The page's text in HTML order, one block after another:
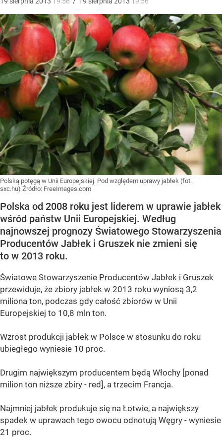
Polską potęgą w Unii Europejskiej. Pod względem uprawy jabłek (fot.
sxc.hu) Źródło: FreeImages.com
Polska od 2008 roku jest liderem w uprawie jabłek
wśród państw Unii Europejskiej. Według
najnowszej prognozy Światowego Stowarzyszenia
Producentów Jabłek i Gruszek nie zmieni się
to w 2013 roku.
Światowe Stowarzyszenie Producentów Jabłek i Gruszek
przewiduje, że zbiory jabłek w 2013 roku wyniosą 3,2
miliona ton, podczas gdy całość zbiorów w Unii
Europejskiej to 10,8 mln ton.
Wzrost produkcji jabłek w Polsce w stosunku do roku
ubiegłego wyniesie 10 proc.
Drugim największym producentem będą Włochy [ponad
milion ton niższe zbiry - red], a trzecim Francja.
Najmniej jabłek produkuje się na Łotwie, a największy
spadek w uprawach tego owocu odnotują Węgry - wyniesie
21 proc.